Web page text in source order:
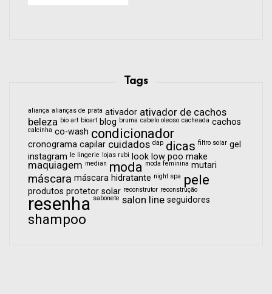
Tags
aliança alianças de prata ativador ativador de cachos
beleza bio art bioart blog bruma cabelo oleoso cacheada cachos
calcinha co-wash condicionador
cronograma capilar cuidados dap dicas filtro solar gel
instagram le lingerie lojas rubi look low poo make
maquiagem median moda moda feminina mutari
máscara máscara hidratante night spa pele
produtos protetor solar reconstrutor reconstrução
resenha sabonete salon line seguidores
shampoo